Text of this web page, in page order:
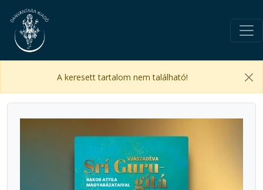
A keresett tartalom nem található!